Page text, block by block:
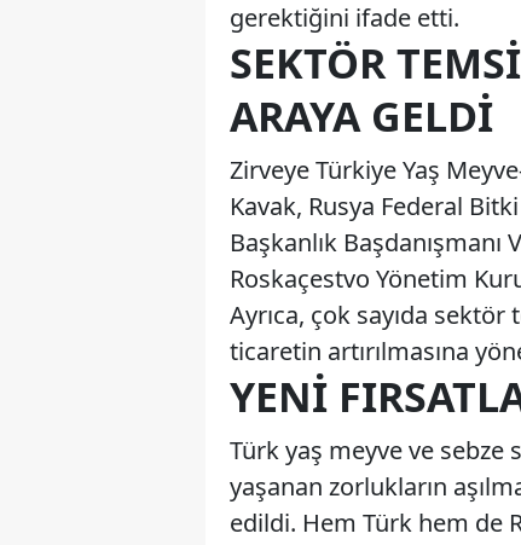
gerektiğini ifade etti.
SEKTÖR
ARAYA GELDI
Zirveye Türkiye Yaş
Kavak, Rusya Federal
Başkanlık
Roskaçestvo Yönetim
Ayrıca, çok sayıda
ticaretin artırılmasına
YENI
Türk yaş meyve ve sebze
yaşanan zorlukların
edildi. Hem Türk hem de